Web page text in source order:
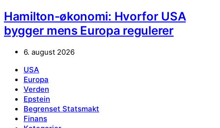
Hamilton-økonomi: Hvorfor USA
bygger mens Europa regulerer
6. august 2026
USA
Europa
Verden
Epstein
Begrenset Statsmakt
Finans